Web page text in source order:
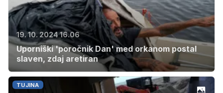
19. 10. 2024 16.06
Uporniški 'poročnik Dan' med orkanom postal
slaven, zdaj aretiran
TUJINA